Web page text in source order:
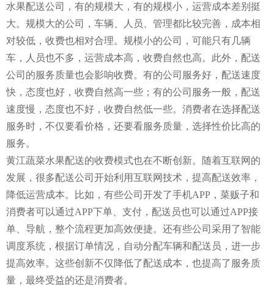
水果配送公司，有的规模大，有的规模小，运营成本差别挺
大。规模大的公司，车辆、人员、管理都比较完善，成本相
对较低，收费也相对合理。规模小的公司，可能只有几辆
车，人员也不多，运营成本高，收费自然也高。此外，配送
公司的服务质量也会影响收费。有的公司服务好，配送速度
快，态度也好，收费自然高一些；有的公司服务一般，配送
速度慢，态度也不好，收费自然低一些。消费者在选择配送
服务时，不仅要看价格，还要看服务质量，选择性价比高的
服务。
黄江蔬菜水果配送的收费模式也在不断创新。随着互联网的
发展，很多配送公司开始利用互联网技术，提高配送效率，
降低运营成本。比如，有些公司开发了手机APP，菜贩子和
消费者可以通过APP下单、支付，配送员也可以通过APP接
单、导航，整个流程更加高效便捷。还有些公司采用了智能
调度系统，根据订单情况，自动分配车辆和配送员，进一步
提高效率。这些创新不仅降低了配送成本，也提高了服务质
量，最终受益的还是消费者。